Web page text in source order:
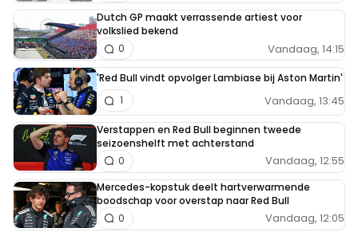
Dutch GP maakt verrassende artiest voor
volkslied bekend
Vandaag, 14:15
0
'Red Bull vindt opvolger Lambiase bij Aston Martin'
Vandaag, 13:45
1
Verstappen en Red Bull beginnen tweede
seizoenshelft met achterstand
Vandaag, 12:55
0
Mercedes-kopstuk deelt hartverwarmende
boodschap voor overstap naar Red Bull
Vandaag, 12:05
0